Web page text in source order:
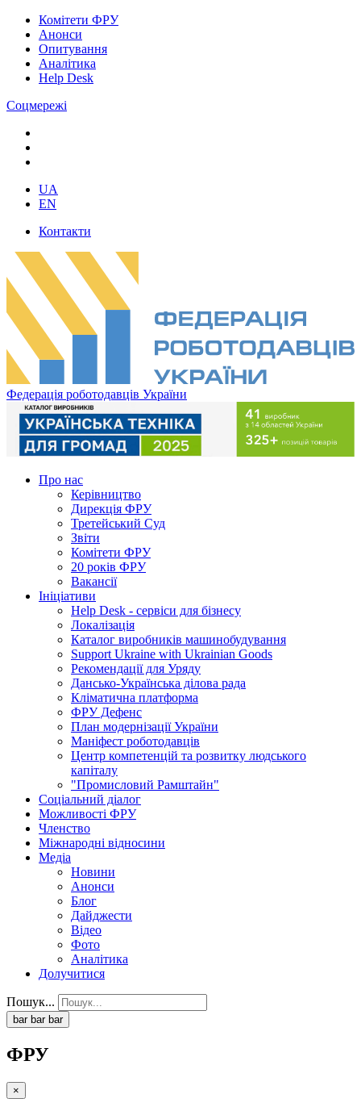
Комітети ФРУ
Анонси
Опитування
Аналітика
Help Desk
Соцмережі
UA
EN
Контакти
Федерація роботодавців України
Про нас
Керівництво
Дирекція ФРУ
Третейський Суд
Звіти
Комітети ФРУ
20 років ФРУ
Вакансії
Ініціативи
Help Desk - сервіси для бізнесу
Локалізація
Каталог виробників машинобудування
Support Ukraine with Ukrainian Goods
Рекомендації для Уряду
Дансько-Українська ділова рада
Кліматична платформа
ФРУ Дефенс
План модернізації України
Маніфест роботодавців
Центр компетенцій та розвитку людського
капіталу
"Промисловий Рамштайн"
Соціальний діалог
Можливості ФРУ
Членство
Міжнародні відносини
Медіа
Новини
Анонси
Блог
Дайджести
Відео
Фото
Аналітика
Долучитися
Пошук...
bar bar bar
ФРУ
×